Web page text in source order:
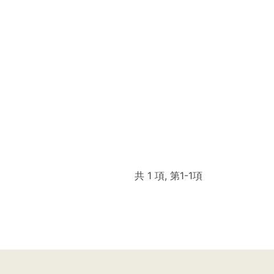
共 1 項, 第1-1項